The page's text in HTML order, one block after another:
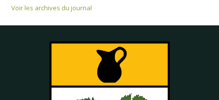
Voir les archives du journal